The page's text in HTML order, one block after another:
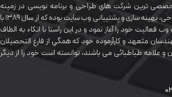
ترين شرکت هاي طراحی و برنامه نویسی در زمینه
محصولات اینترنتی، خدمات طراحی، بهینه سازی و پشتیبانی وب سایت بوده که از سال 1389 با
فعالیت خود را آغاز نمود و در این راستا با اتکاء به الطاف
متعهد و کارآزموده خود که همگي از فارغ التحصیلان
علامه طباطبائی می باشند، توانسته است خود را از دیگر